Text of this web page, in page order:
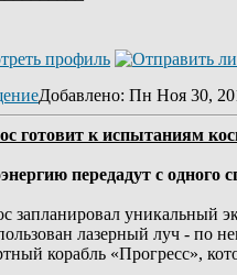
Добавлено: Пн Ноя 30,
готовит к испытаниям
передадут с одного
запланировал уникальный
лазерный луч - по
корабль «Прогресс»,